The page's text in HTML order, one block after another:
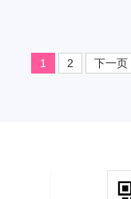
1 2 下一页